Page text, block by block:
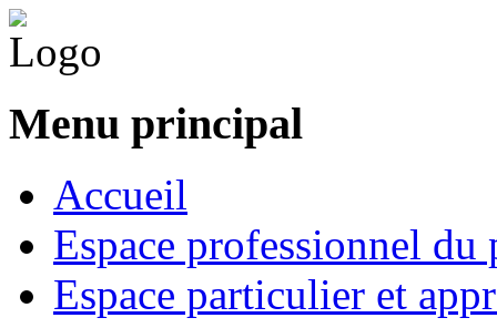
Menu principal
Accueil
Espace professionnel
Espace particulier et